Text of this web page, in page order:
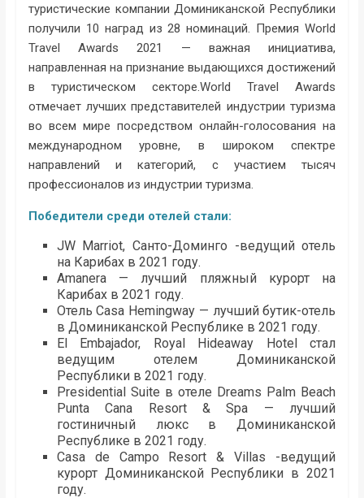
туристические компании Доминиканской Республики
получили 10 наград из 28 номинаций. Премия World
Travel Awards 2021 — важная инициатива,
направленная на признание выдающихся достижений
в туристическом секторе.World Travel Awards
отмечает лучших представителей индустрии туризма
во всем мире посредством онлайн-голосования на
международном уровне, в широком спектре
направлений и категорий, с участием тысяч
профессионалов из индустрии туризма.
Победители среди отелей стали:
JW Marriot, Санто-Доминго -ведущий отель
на Карибах в 2021 году.
Amanera — лучший пляжный курорт на
Карибах в 2021 году.
Отель Casa Hemingway — лучший бутик-отель
в Доминиканской Республике в 2021 году.
El Embajador, Royal Hideaway Hotel стал
ведущим отелем Доминиканской
Республики в 2021 году.
Presidential Suite в отеле Dreams Palm Beach
Punta Cana Resort & Spa — лучший
гостиничный люкс в Доминиканской
Республике в 2021 году.
Casa de Campo Resort & Villas -ведущий
курорт Доминиканской Республики в 2021
году.